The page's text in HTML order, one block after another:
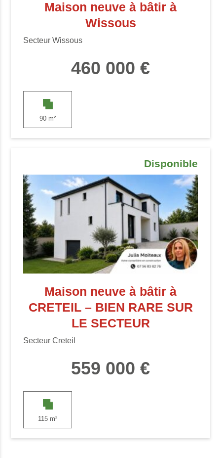
Maison neuve à bâtir à
Wissous
Secteur Wissous
460 000 €
90 m²
Disponible
Maison neuve à bâtir à
CRETEIL – BIEN RARE SUR
LE SECTEUR
Secteur Creteil
559 000 €
115 m²